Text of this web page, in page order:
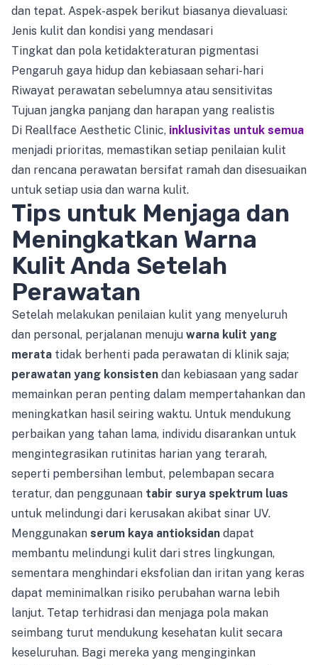
dan tepat. Aspek-aspek berikut biasanya dievaluasi:
Jenis kulit dan kondisi yang mendasari
Tingkat dan pola ketidakteraturan pigmentasi
Pengaruh gaya hidup dan kebiasaan sehari-hari
Riwayat perawatan sebelumnya atau sensitivitas
Tujuan jangka panjang dan harapan yang realistis
Di Reallface Aesthetic Clinic, inklusivitas untuk semua
menjadi prioritas, memastikan setiap penilaian kulit
dan rencana perawatan bersifat ramah dan disesuaikan
untuk setiap usia dan warna kulit.
Tips untuk Menjaga dan
Meningkatkan Warna
Kulit Anda Setelah
Perawatan
Setelah melakukan penilaian kulit yang menyeluruh
dan personal, perjalanan menuju warna kulit yang
merata tidak berhenti pada perawatan di klinik saja;
perawatan yang konsisten dan kebiasaan yang sadar
memainkan peran penting dalam mempertahankan dan
meningkatkan hasil seiring waktu. Untuk mendukung
perbaikan yang tahan lama, individu disarankan untuk
mengintegrasikan rutinitas harian yang terarah,
seperti pembersihan lembut, pelembapan secara
teratur, dan penggunaan tabir surya spektrum luas
untuk melindungi dari kerusakan akibat sinar UV.
Menggunakan serum kaya antioksidan dapat
membantu melindungi kulit dari stres lingkungan,
sementara menghindari eksfolian dan iritan yang keras
dapat meminimalkan risiko perubahan warna lebih
lanjut. Tetap terhidrasi dan menjaga pola makan
seimbang turut mendukung kesehatan kulit secara
keseluruhan. Bagi mereka yang menginginkan